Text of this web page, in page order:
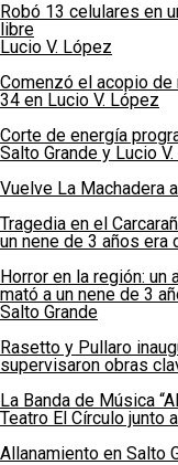
Robó 13 celulares en
libre
Lucio V. López
Comenzó el acopio
34 en Lucio V. López
Corte de energía
Salto Grande y Lucio
Vuelve La Machadera
Tragedia en el
un nene de 3 años
Horror en la región: un
mató a un nene de 3
Salto Grande
Rasetto y Pullaro
supervisaron obras
La Banda de Música
Teatro El Círculo junto
Allanamiento en Salto